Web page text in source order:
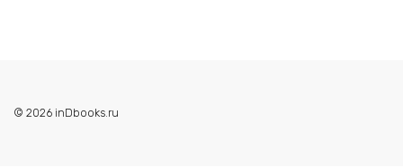
© 2026 inDbooks.ru